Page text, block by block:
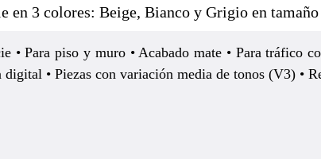
en 3 colores: Beige, Bianco y Grigio en
• Para piso y muro • Acabado mate • Para tráfico
• Piezas con variación media de tonos (V3) •